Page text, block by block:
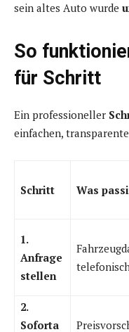
sein altes Auto wurde
So
für Schritt
Ein professioneller
einfachen,
Schritt Was
1.
Anfrage
stellen
2.
Soforta